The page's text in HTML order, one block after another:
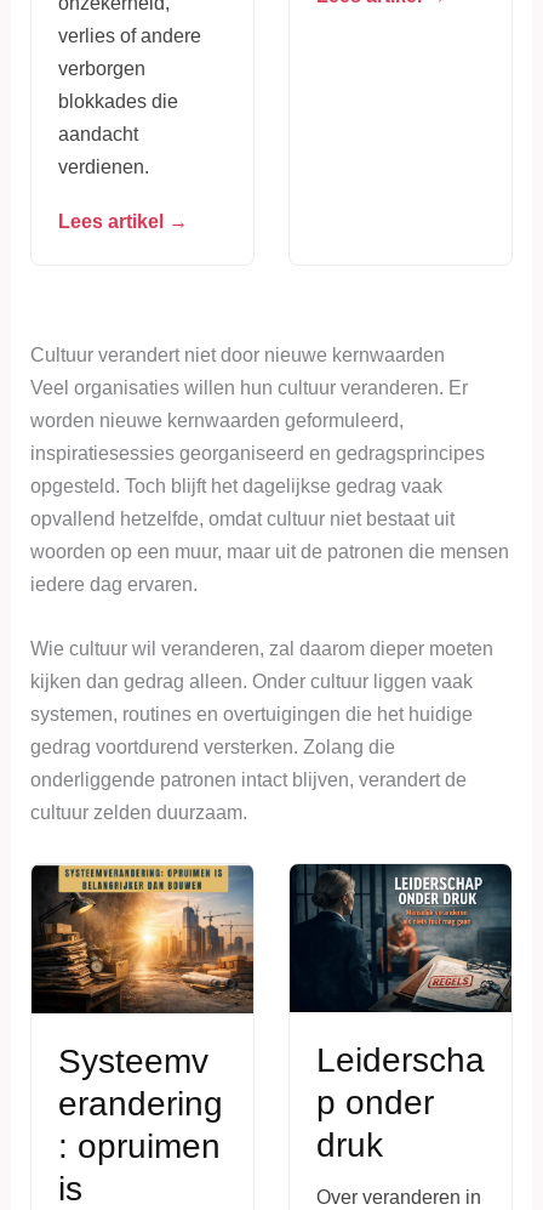
verlies of andere
verborgen
blokkades die
aandacht
verdienen.
Lees artikel →
Cultuur verandert niet door nieuwe kernwaarden
Veel organisaties willen hun cultuur veranderen. Er
worden nieuwe kernwaarden geformuleerd,
inspiratiesessies georganiseerd en gedragsprincipes
opgesteld. Toch blijft het dagelijkse gedrag vaak
opvallend hetzelfde, omdat cultuur niet bestaat uit
woorden op een muur, maar uit de patronen die mensen
iedere dag ervaren.
Wie cultuur wil veranderen, zal daarom dieper moeten
kijken dan gedrag alleen. Onder cultuur liggen vaak
systemen, routines en overtuigingen die het huidige
gedrag voortdurend versterken. Zolang die
onderliggende patronen intact blijven, verandert de
cultuur zelden duurzaam.
Systeemv
erandering
: opruimen
is
Leiderscha
p onder
druk
Over veranderen in